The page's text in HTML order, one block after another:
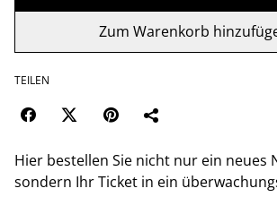
Zum Warenkorb
TEILEN
Hier bestellen Sie nicht nur ein neues
sondern Ihr Ticket in ein